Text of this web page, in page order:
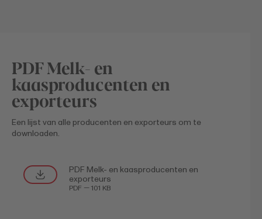
PDF Melk- en
kaasproducenten en
exporteurs
Een lijst van alle producenten en exporteurs om te
downloaden.
PDF Melk- en kaasproducenten en
exporteurs
PDF — 101 KB